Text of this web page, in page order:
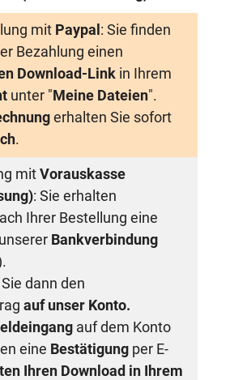
mit Paypal : Sie finden
Bezahlung einen
Download-Link in Ihrem
unter " Meine Dateien".
erhalten Sie sofort
.
mit Vorauskasse
: Sie erhalten
Ihrer Bestellung eine
Bankverbindung
Sie dann den
auf unser Konto.
auf dem Konto
eine Bestätigung per E-
Ihren Download in Ihrem